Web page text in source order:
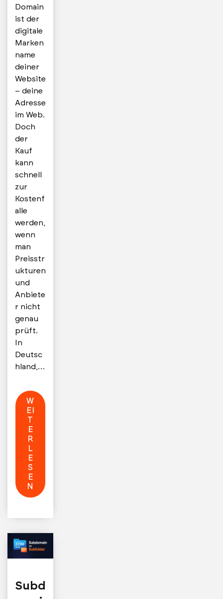
Domain
ist der
digitale
Marken
name
deiner
Website
– deine
Adresse
im Web.
Doch
der
Kauf
kann
schnell
zur
Kostenf
alle
werden,
wenn
man
Preisstr
ukturen
und
Anbiete
r nicht
genau
prüft.
In
Deutsc
hland,…
W
EI
T
E
R
L
E
S
E
N
Subd